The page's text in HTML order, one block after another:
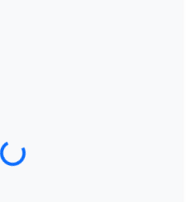
Загрузка трека...